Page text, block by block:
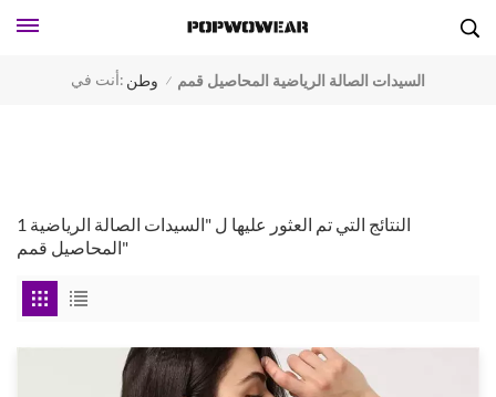
أنت في: وطن / السيدات الصالة الرياضية المحاصيل قمم
1 النتائج التي تم العثور عليها ل "السيدات الصالة الرياضية
المحاصيل قمم"